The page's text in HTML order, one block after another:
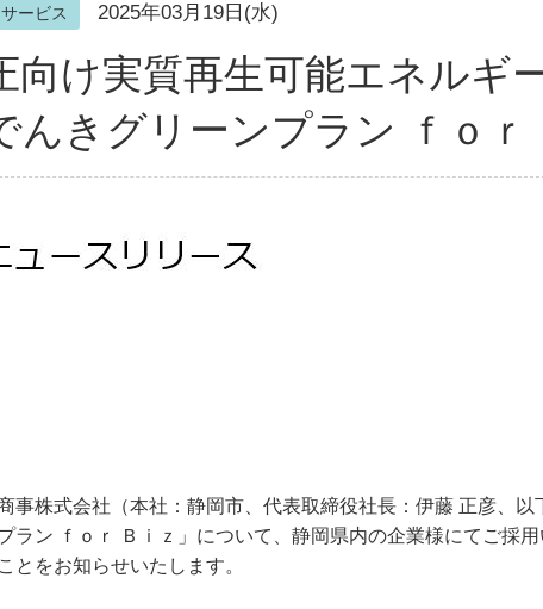
ービス 2025年03月19日(水)
向け実質再生可能エネルギ
んきグリーンプラン ｆｏ
事株式会社（本社：静岡市、代表取締役社長：伊藤 正彦、
ラン ｆｏｒ Ｂｉｚ」について、静岡県内の企業様にてご採
とをお知らせいたします。